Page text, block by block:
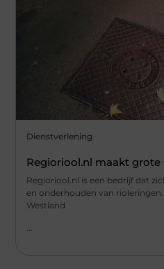
Dienstverlening
Regioriool.nl maakt
Regioriool.nl is een bedrijf dat
en onderhouden van
Westland
...